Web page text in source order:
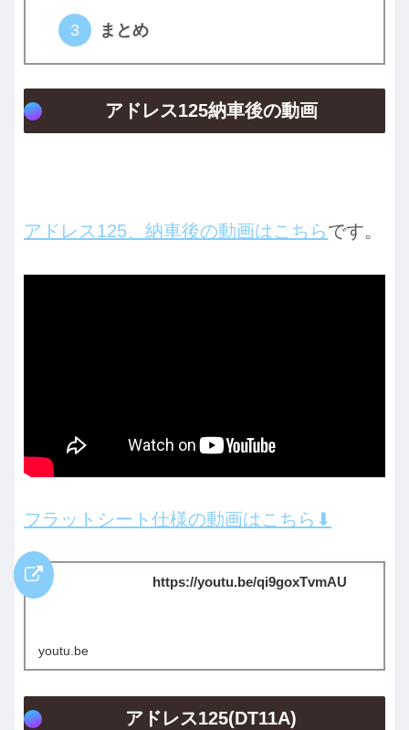
まとめ
アドレス125納車後の動画
アドレス125、納車後の動画はこちらです。
フラットシート仕様の動画はこちら⬇︎
https://youtu.be/qi9goxTvmAU
youtu.be
アドレス125(DT11A)